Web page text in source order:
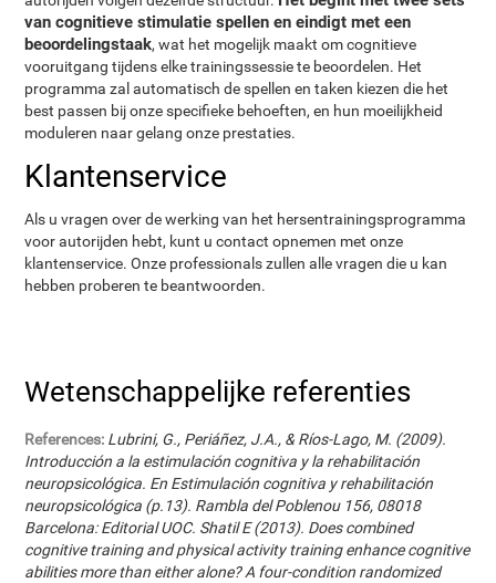
van cognitieve stimulatie spellen en eindigt met een
beoordelingstaak, wat het mogelijk maakt om cognitieve
vooruitgang tijdens elke trainingssessie te beoordelen. Het
programma zal automatisch de spellen en taken kiezen die het
best passen bij onze specifieke behoeften, en hun moeilijkheid
moduleren naar gelang onze prestaties.
Klantenservice
Als u vragen over de werking van het hersentrainingsprogramma
voor autorijden hebt, kunt u contact opnemen met onze
klantenservice. Onze professionals zullen alle vragen die u kan
hebben proberen te beantwoorden.
Wetenschappelijke referenties
References: Lubrini, G., Periáñez, J.A., & Ríos-Lago, M. (2009).
Introducción a la estimulación cognitiva y la rehabilitación
neuropsicológica. En Estimulación cognitiva y rehabilitación
neuropsicológica (p.13). Rambla del Poblenou 156, 08018
Barcelona: Editorial UOC. Shatil E (2013). Does combined
cognitive training and physical activity training enhance cognitive
abilities more than either alone? A four-condition randomized